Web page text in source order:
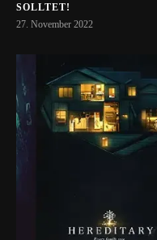
SOLLTET!
27. November 2022